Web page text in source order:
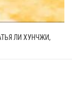
ЛИ ХУНЧЖИ,